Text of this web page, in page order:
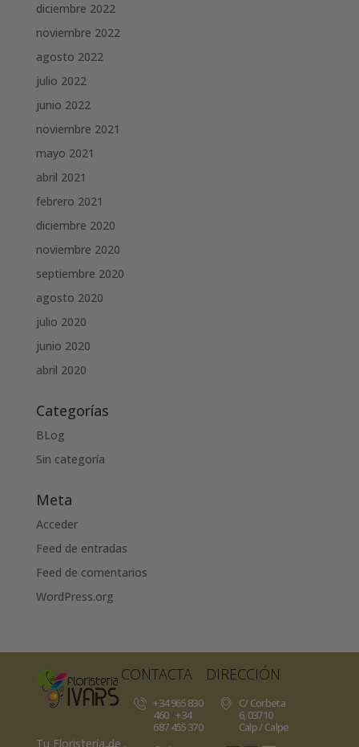
diciembre 2022
noviembre 2022
agosto 2022
julio 2022
junio 2022
noviembre 2021
mayo 2021
abril 2021
febrero 2021
diciembre 2020
noviembre 2020
septiembre 2020
agosto 2020
julio 2020
junio 2020
abril 2020
Categorías
BLog
Sin categoría
Meta
Acceder
Feed de entradas
Feed de comentarios
WordPress.org
Tu Floristería de
CONTACTA
+34 965 830
460/+34
687 455 370
DIRECCIÓN
C/ Corbeta
6, 03710
Calp / Calpe